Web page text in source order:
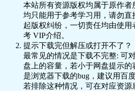
📄 10 日俄开战.pdf
🎵 11 第0次世界大战.mp3
📄 11 第0次世界大战.pdf
🎵 13 日韩合并.mp3
📄 13 日韩合并.pdf
🎵 14 落幕与开场.mp3
📄 14 落幕与开场.pdf
📄 15 .MP3
📄 15 .pdf
本站所有资源版权均属于原作
均只能用于参考学习用，请勿直
起版权纠纷，一切责任均由使
考 VIP介绍。
提示下载完但解压或打开不了？
最常见的情况是下载不完整: 可
盘上的容量，若小于网盘提示
是浏览器下载的bug，建议用百
若排除这种情况，可在对应资